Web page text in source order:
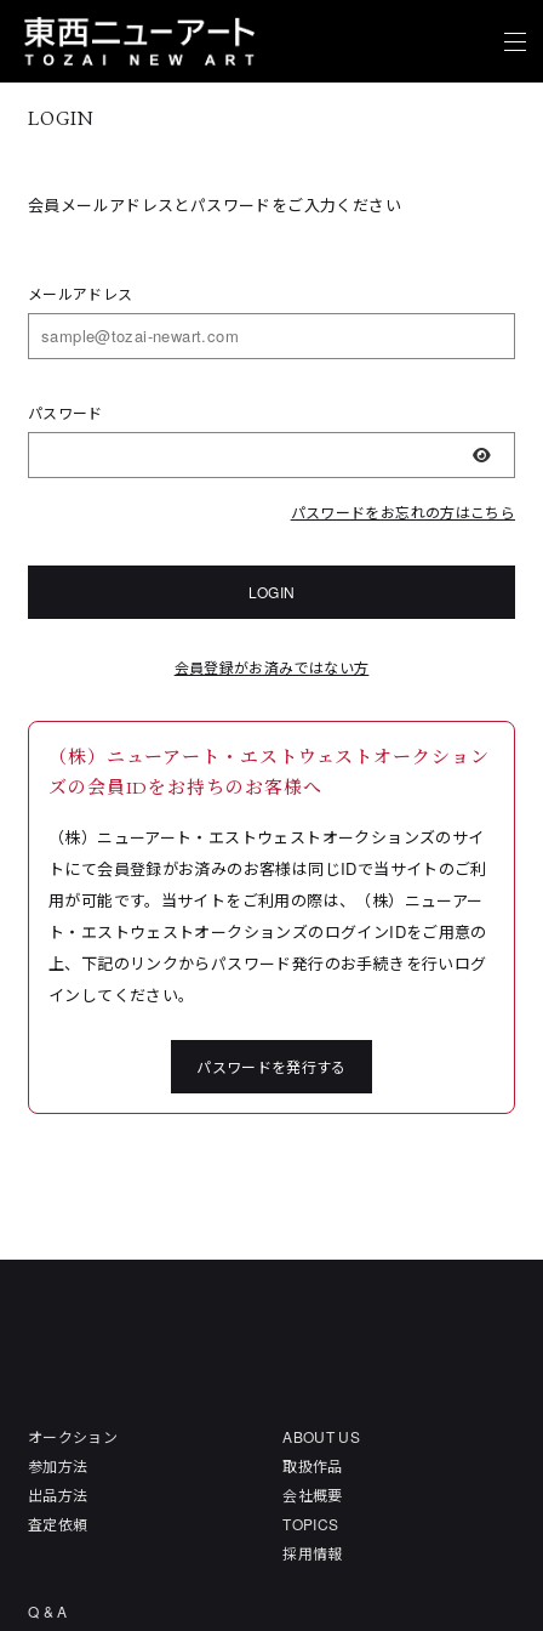
LOGIN
会員メールアドレスとパスワードをご入力ください
メールアドレス
パスワード
表示
パスワードをお忘れの方はこちら
LOGIN
会員登録がお済みではない方
（株）ニューアート・エストウェストオークション
ズの会員IDをお持ちのお客様へ
（株）ニューアート・エストウェストオークションズのサイ
トにて会員登録がお済みのお客様は同じIDで当サイトのご利
用が可能です。当サイトをご利用の際は、（株）ニューアー
ト・エストウェストオークションズのログインIDをご用意の
上、下記のリンクからパスワード発行のお手続きを行いログ
インしてください。
パスワードを発行する
オークション
参加方法
出品方法
査定依頼
ABOUT US
取扱作品
会社概要
TOPICS
採用情報
Q & A